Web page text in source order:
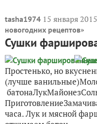
tasha1974 15 января
новогодних рецептов»
Сушки
Простенько, но
(лучше
часа. Лук и мясной